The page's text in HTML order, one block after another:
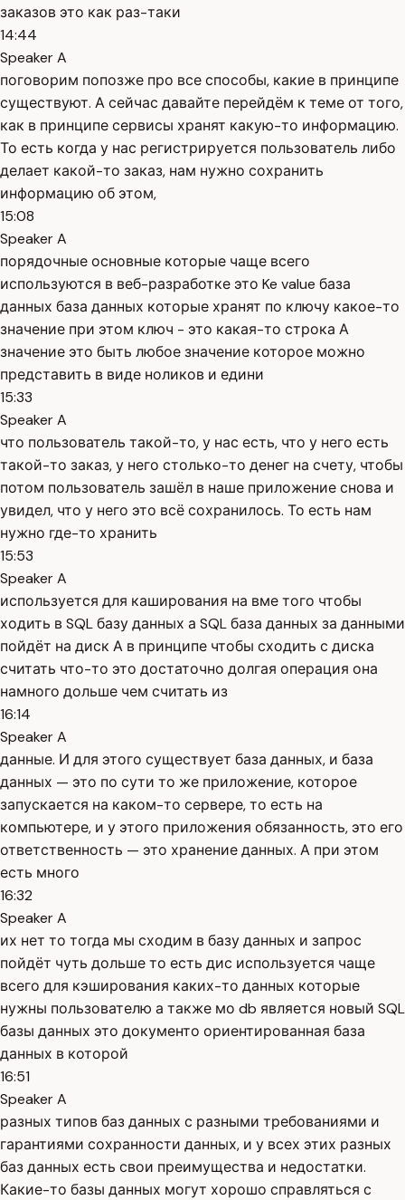
заказов это как раз-таки
14:44
Speaker A
поговорим попозже про все способы, какие в принципе
существуют. А сейчас давайте перейдём к теме от того,
как в принципе сервисы хранят какую-то информацию.
То есть когда у нас регистрируется пользователь либо
делает какой-то заказ, нам нужно сохранить
информацию об этом,
15:08
Speaker A
порядочные основные которые чаще всего
используются в веб-разработке это Ke value база
данных база данных которые хранят по ключу какое-то
значение при этом ключ - это какая-то строка А
значение это быть любое значение которое можно
представить в виде ноликов и едини
15:33
Speaker A
что пользователь такой-то, у нас есть, что у него есть
такой-то заказ, у него столько-то денег на счету, чтобы
потом пользователь зашёл в наше приложение снова и
увидел, что у него это всё сохранилось. То есть нам
нужно где-то хранить
15:53
Speaker A
используется для каширования на вме того чтобы
ходить в SQL базу данных а SQL база данных за данными
пойдёт на диск А в принципе чтобы сходить с диска
считать что-то это достаточно долгая операция она
намного дольше чем считать из
16:14
Speaker A
данные. И для этого существует база данных, и база
данных — это по сути то же приложение, которое
запускается на каком-то сервере, то есть на
компьютере, и у этого приложения обязанность, это его
ответственность — это хранение данных. А при этом
есть много
16:32
Speaker A
их нет то тогда мы сходим в базу данных и запрос
пойдёт чуть дольше то есть дис используется чаще
всего для кэширования каких-то данных которые
нужны пользователю а также мо db является новый SQL
базы данных это документо ориентированная база
данных в которой
16:51
Speaker A
разных типов баз данных с разными требованиями и
гарантиями сохранности данных, и у всех этих разных
баз данных есть свои преимущества и недостатки.
Какие-то базы данных могут хорошо справляться с